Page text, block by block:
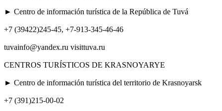
► Centro de información turística de la República de Tuvá
+7 (39422)245-45, +7-913-345-46-46
tuvainfo@yandex.ru visittuva.ru
CENTROS TURÍSTICOS DE KRASNOYARYE
► Centro de información turística del territorio de Krasnoyarsk
+7 (391)215-00-02